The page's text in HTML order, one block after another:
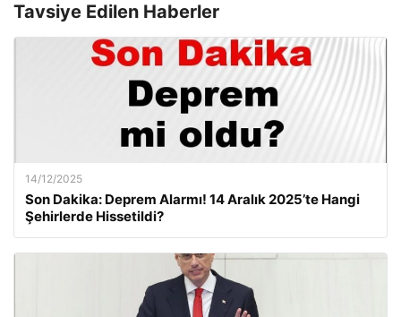
Tavsiye Edilen Haberler
14/12/2025
Son Dakika: Deprem Alarmı! 14 Aralık 2025’te Hangi
Şehirlerde Hissetildi?